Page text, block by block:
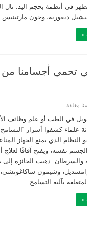
في أنظمة بحجم اليد. نال
ديفوريه، وجون
»
تحمي أجسامنا من
مغلقة
في الطب أو علم وظائف
2025 لثلاثة علماء كشفوا أسرار
النظام الذي يمنع الجهاز
نفسه، ويفتح آفاقًا لعلاج
والسرطان. ذهبت الجائزة
رامسديل، وشيمون ساكاغوتشي،
بآلية التسامح …
»